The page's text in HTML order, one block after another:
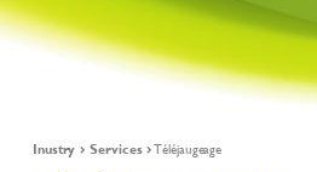
Inustry Services Téléjaugeage